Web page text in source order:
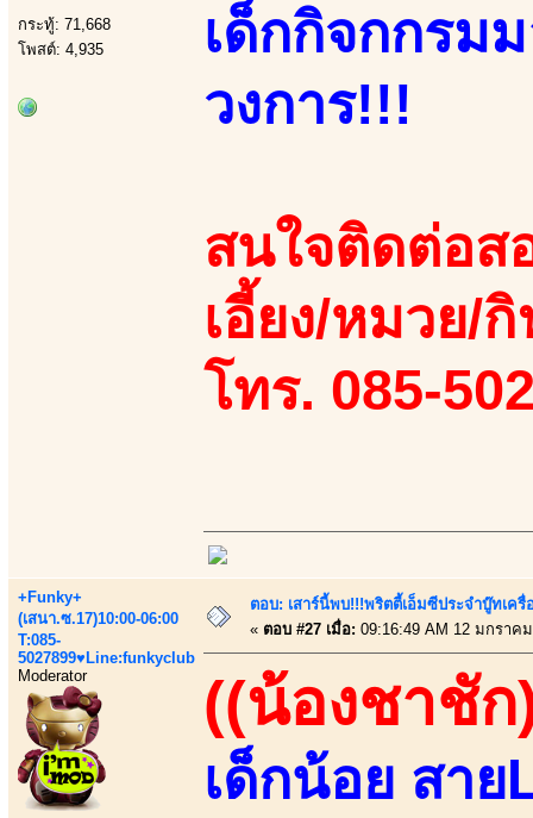
กระทู้: 71,668
โพสต์: 4,935
เด็กกิจกกรม
วงการ!!!
สนใจติดต่อส
เอี้ยง/หมวย/
โทร. 085-
+Funky+
(เสนา.ซ.17)10:00-06:00
T:085-
5027899♥Line:funkyclub
Moderator
ตอบ: เสาร์นี้พบ!!!พริตตี้เอ็มซีประจำบู๊ทเค
« ตอบ #27 เมื่อ: 09:16:49 AM 12 มกราค
((น้องชาชัก
เด็กน้อย สา